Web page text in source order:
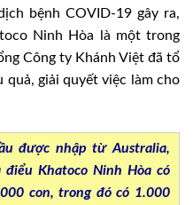
bệnh COVID-19 gây ra,
Ninh Hòa là một trong
Công ty Khánh Việt đã tổ
quả, giải quyết việc làm cho
được nhập từ Australia,
Khatoco Ninh Hòa có
con, trong đó có 1.000